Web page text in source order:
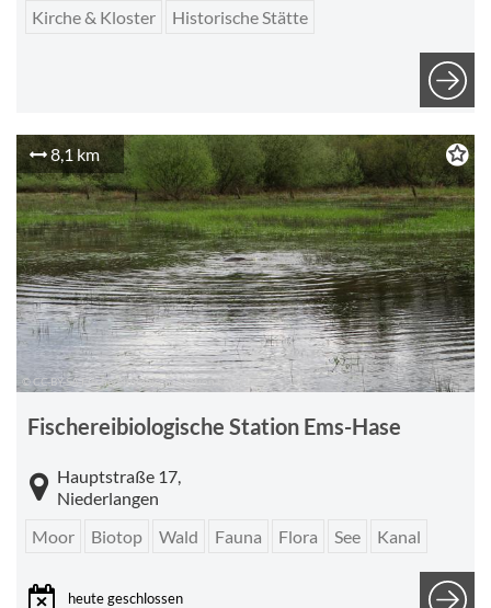
Kirche & Kloster
Historische Stätte
8,1 km
© CC-BY-SA Fischereibilogische Station Ems-Hase
Fischereibiologische Station Ems-Hase
Hauptstraße 17,
Niederlangen
Moor
Biotop Wald Fauna Flora See Kanal
heute geschlossen